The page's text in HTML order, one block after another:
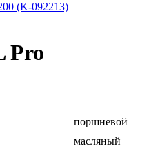
(K-092213)
Pro
поршневой
масляный